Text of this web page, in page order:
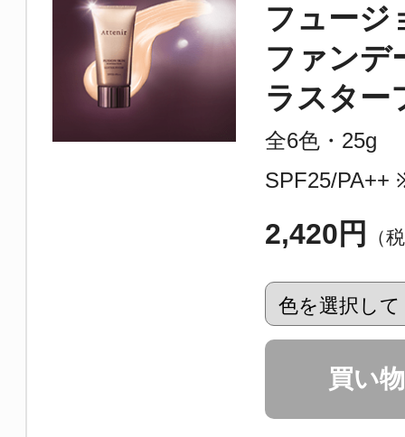
フュージ
ファンデ
ラスター
全6色・25g
SPF25/PA++
2,420円 （
買い